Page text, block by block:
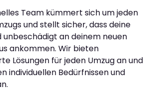
Team kümmert sich um jeden
und stellt sicher, dass deine
unbeschädigt an deinem neuen
ankommen. Wir bieten
Lösungen für jeden Umzug an und
individuellen Bedürfnissen und